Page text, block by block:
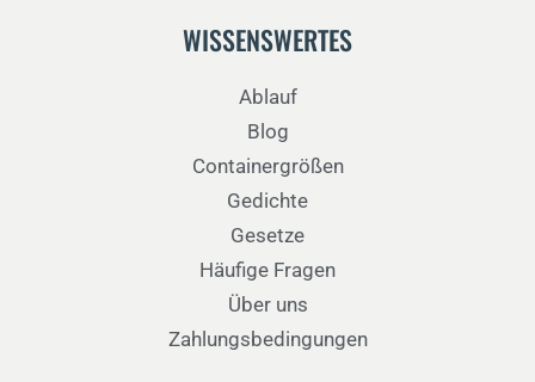
WISSENSWERTES
Ablauf
Blog
Containergrößen
Gedichte
Gesetze
Häufige Fragen
Über uns
Zahlungsbedingungen